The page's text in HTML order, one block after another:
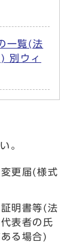
一覧(法
別ウィ
。
更届(様式
明書等(法
表者の氏
る場合)